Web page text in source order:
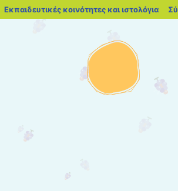
Εκπαιδευτικές κοινότητες και ιστολόγια